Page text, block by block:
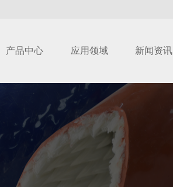
产品中心
产品中心
应用领域
应用领域
新闻资讯
新闻资讯